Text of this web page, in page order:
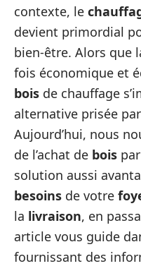
contexte, le
devient primordial
bien-être. Alors que
fois économique et
bois de chauffage
alternative prisée
Aujourd’hui, nous
de l’achat de bois par
solution aussi
besoins de votre
la livraison, en
article vous guide
fournissant des